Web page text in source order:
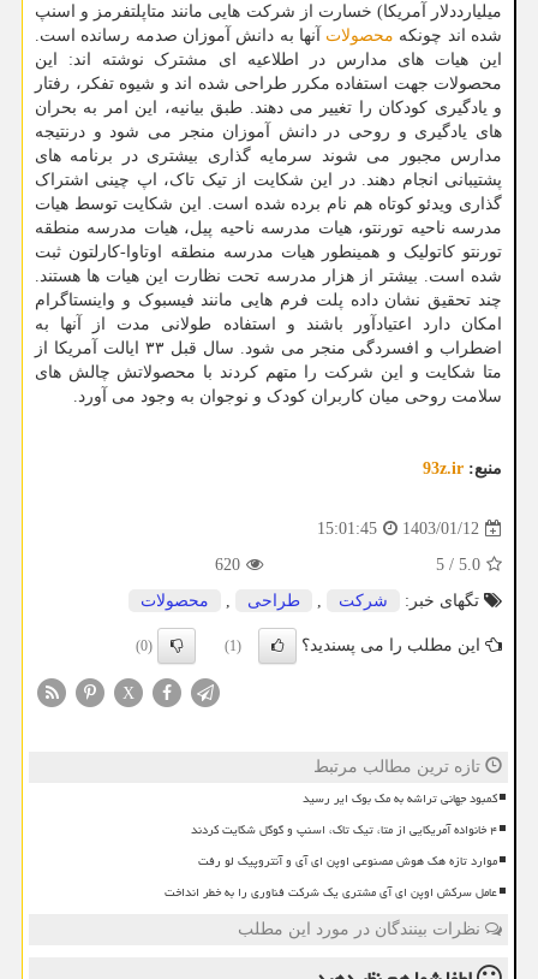
میلیارددلار آمریکا) خسارت از شرکت هایی مانند متاپلتفرمز و اسنپ
شده اند چونکه محصولات آنها به دانش آموزان صدمه رسانده است.
این هیات های مدارس در اطلاعیه ای مشترک نوشته اند: این
محصولات جهت استفاده مکرر طراحی شده اند و شیوه تفکر، رفتار
و یادگیری کودکان را تغییر می دهند. طبق بیانیه، این امر به بحران
های یادگیری و روحی در دانش آموزان منجر می شود و درنتیجه
مدارس مجبور می شوند سرمایه گذاری بیشتری در برنامه های
پشتیبانی انجام دهند. در این شکایت از تیک تاک، اپ چینی اشتراک
گذاری ویدئو کوتاه هم نام برده شده است. این شکایت توسط هیات
مدرسه ناحیه تورنتو، هیات مدرسه ناحیه پیل، هیات مدرسه منطقه
تورنتو کاتولیک و همینطور هیات مدرسه منطقه اوتاوا-کارلتون ثبت
شده است. بیشتر از هزار مدرسه تحت نظارت این هیات ها هستند.
چند تحقیق نشان داده پلت فرم هایی مانند فیسبوک و واینستاگرام
امکان دارد اعتیادآور باشند و استفاده طولانی مدت از آنها به
اضطراب و افسردگی منجر می شود. سال قبل ۳۳ ایالت آمریکا از
متا شکایت و این شرکت را متهم کردند با محصولاتش چالش های
سلامت روحی میان کاربران کودک و نوجوان به وجود می آورد.
منبع: 93z.ir
1403/01/12
15:01:45
5.0
/
5
620
تگهای خبر:
شركت , طراحی , محصولات
این مطلب را می پسندید؟ (1)
(0)
X
تازه ترین مطالب مرتبط
کمبود جهانی تراشه به مک بوک ایر رسید
۴ خانواده آمریکایی از متا، تیک تاک، اسنپ و گوگل شکایت کردند
موارد تازه هک هوش مصنوعی اوپن ای آی و آنتروپیک لو رفت
عامل سرکش اوپن ای آی مشتری یک شرکت فناوری را به خطر انداخت
نظرات بینندگان در مورد این مطلب